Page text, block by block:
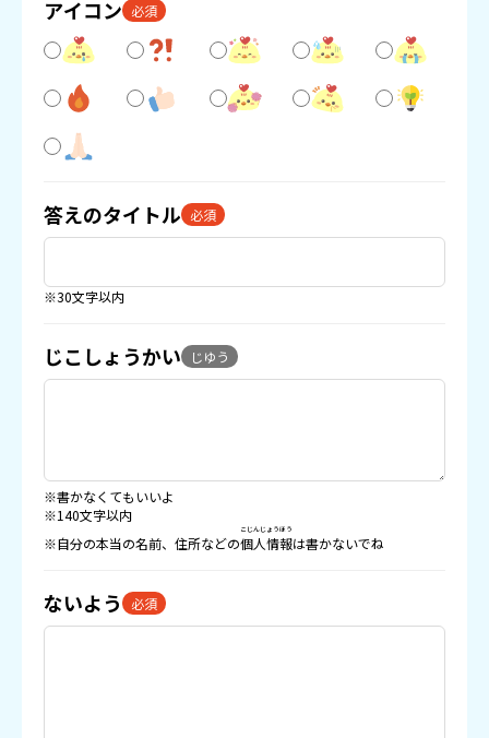
アイコン 必須
答えのタイトル 必須
※30文字以内
じこしょうかい じゆう
※書かなくてもいいよ
※140文字以内
※自分の本当の名前、住所などの個人情報
こじんじょうほう
は書かないでね
ないよう 必須